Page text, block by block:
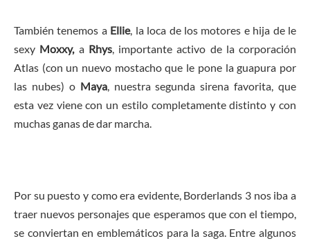
También tenemos a Ellie, la loca de los motores e hija de le
sexy Moxxy,a Rhys, importante activo de la corporación
Atlas (con un nuevo mostacho que le pone la guapura por
las nubes) o Maya, nuestra segunda sirena favorita, que
esta vez viene con un estilo completamente distinto y con
muchas ganas de dar marcha.
Por su puesto y como era evidente, Borderlands 3 nos iba a
traer nuevos personajes que esperamos que con el tiempo,
se conviertan en emblemáticos para la saga. Entre algunos